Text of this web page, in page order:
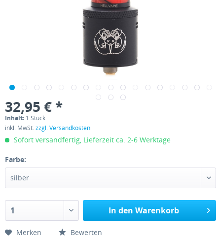
32,95 € *
Inhalt: 1 Stück
inkl. MwSt.zzgl. Versandkosten
Sofort versandfertig, Lieferzeit ca. 2-6 Werktage
Farbe:
In den Warenkorb
Merken Bewerten